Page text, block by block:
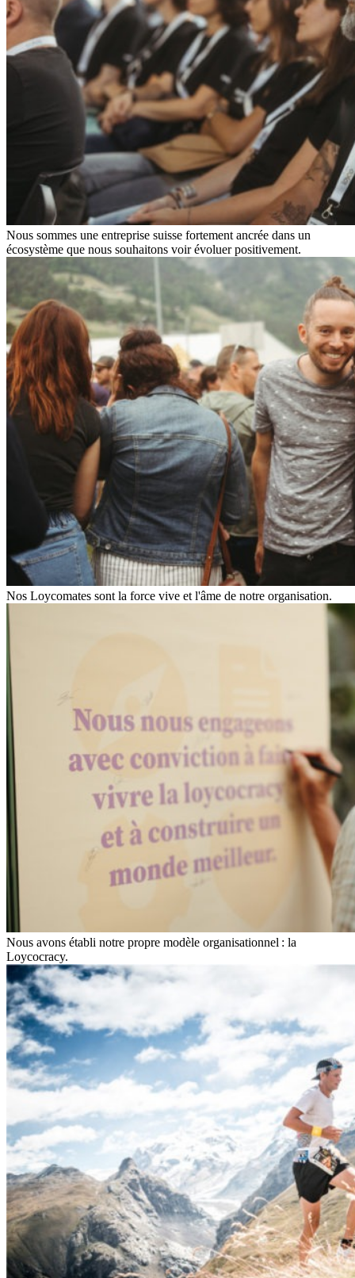
Nous sommes une entreprise suisse fortement ancrée dans un
écosystème que nous souhaitons voir évoluer positivement.
Nos Loycomates sont la force vive et l'âme de notre organisation.
Nous avons établi notre propre modèle organisationnel : la
Loycocracy.